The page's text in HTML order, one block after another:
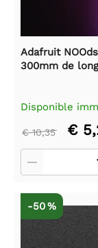
Adafruit
300mm de
Disponible
€ 10,35 €
-50 %